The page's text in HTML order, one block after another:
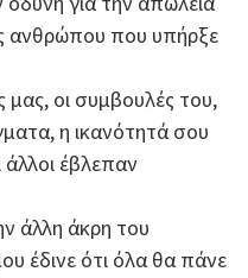
ανθρώπου που υπήρξε
μας, οι συμβουλές του,
η ικανότητά σου
άλλοι έβλεπαν
άλλη άκρη του
έδινε ότι όλα θα πάνε